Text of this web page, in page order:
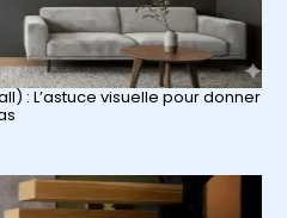
: L’astuce visuelle pour donner